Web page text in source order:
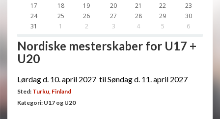
17
18 19 20 21 22
23
24
25 26 27 28 29
30
31
1 2 3 4 5 6
Nordiske mesterskaber for U17 +
U20
Lørdag d. 10. april 2027 til Søndag d. 11. april 2027
Sted: Turku, Finland
Kategori: U17 og U20